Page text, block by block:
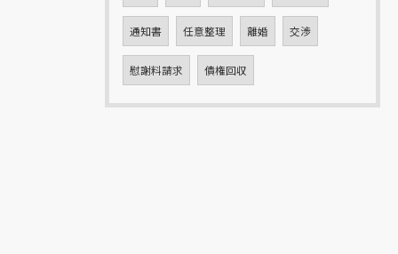
通知書 任意整理 離婚 交渉
慰謝料請求 債権回収